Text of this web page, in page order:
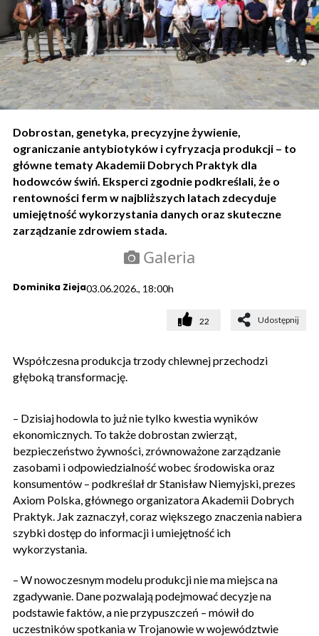
Dobrostan, genetyka, precyzyjne żywienie,
ograniczanie antybiotyków i cyfryzacja produkcji – to
główne tematy Akademii Dobrych Praktyk dla
hodowców świń. Eksperci zgodnie podkreślali, że o
rentowności ferm w najbliższych latach zdecyduje
umiejętność wykorzystania danych oraz skuteczne
zarządzanie zdrowiem stada.
Galeria
Dominika Zieja03.06.2026., 18:00h
22 Udostępnij
Współczesna produkcja trzody chlewnej przechodzi
głęboką transformację.
– Dzisiaj hodowla to już nie tylko kwestia wyników
ekonomicznych. To także dobrostan zwierząt,
bezpieczeństwo żywności, zrównoważone zarządzanie
zasobami i odpowiedzialność wobec środowiska oraz
konsumentów – podkreślał dr Stanisław Niemyjski, prezes
Axiom Polska, głównego organizatora Akademii Dobrych
Praktyk. Jak zaznaczył, coraz większego znaczenia nabiera
szybki dostęp do informacji i umiejętność ich
wykorzystania.
– W nowoczesnym modelu produkcji nie ma miejsca na
zgadywanie. Dane pozwalają podejmować decyzje na
podstawie faktów, a nie przypuszczeń – mówił do
uczestników spotkania w Trojanowie w województwie